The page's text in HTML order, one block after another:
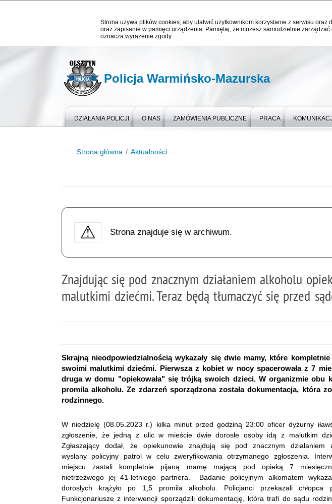
Strona używa plików cookies, aby ułatwić użytkownikom korzystanie z serwisu
oraz zapisanie w pamięci urządzenia. Pamiętaj, że możesz samodzielnie
oznacza wyrażenie zgody.
Policja Warmińsko-Mazurska
DZIAŁANIA POLICJI O NAS ZAMÓWIENIA PUBLICZNE PRACA
Strona główna Aktualności
Strona znajduje się w archiwum.
Znajdując się pod znacznym działaniem alkoholu
malutkimi dziećmi. Teraz będą tłumaczyć się przed
Skrajną nieodpowiedzialnością wykazały się dwie mamy, które
swoimi malutkimi dziećmi. Pierwsza z kobiet w nocy spacerowała z 7
druga w domu "opiekowała" się trójką swoich dzieci. W organizmie obu
promila alkoholu. Ze zdarzeń sporządzona została dokumentacja, która
rodzinnego.
W niedzielę (08.05.2023 r.) kilka minut przed godziną 23:00 oficer dyżurny
zgłoszenie, że jedną z ulic w mieście dwie dorosłe osoby idą z malutkim
Zgłaszający dodał, że opiekunowie znajdują się pod znacznym działaniem
wysłany policyjny patrol w celu zweryfikowania otrzymanego zgłoszenia.
miejscu zastali kompletnie pijaną mamę mającą pod opieką 7
nietrzeźwego jej 41-letniego partnera. Badanie policyjnym alkomatem
dorosłych krążyło po 1,5 promila alkoholu. Policjanci przekazali chłopca
Funkcjonariusze z interwencji sporządzili dokumentację, która trafi do sądu